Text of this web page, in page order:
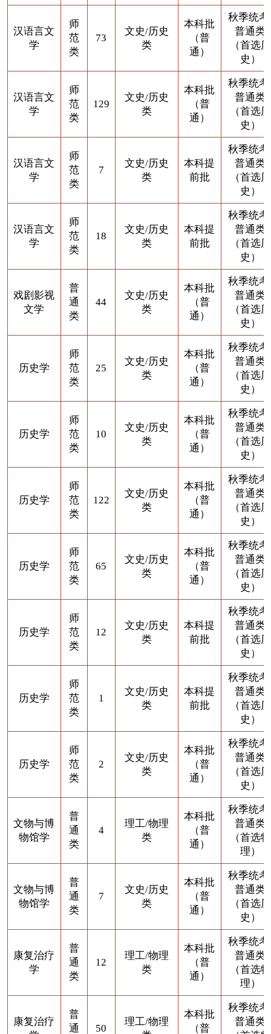
汉语言文
学
师
范
类
73
文史/历史
类
本科批
（普
通）
秋季统
普通类
（首选历
史）
汉语言文
学
师
范
类
129
文史/历史
类
本科批
（普
通）
秋季统
普通类
（首选历
史）
汉语言文
学
师
范
类
7
文史/历史
类
本科提
前批
秋季统
普通类
（首选历
史）
汉语言文
学
师
范
类
18
文史/历史
类
本科提
前批
秋季统
普通类
（首选历
史）
戏剧影视
文学
普
通
类
44
文史/历史
类
本科批
（普
通）
秋季统
普通类
（首选历
史）
历史学
师
范
类
25
文史/历史
类
本科批
（普
通）
秋季统
普通类
（首选历
史）
历史学
师
范
类
10
文史/历史
类
本科批
（普
通）
秋季统
普通类
（首选历
史）
历史学
师
范
类
122
文史/历史
类
本科批
（普
通）
秋季统
普通类
（首选历
史）
历史学
师
范
类
65
文史/历史
类
本科批
（普
通）
秋季统
普通类
（首选历
史）
历史学
师
范
类
12
文史/历史
类
本科提
前批
秋季统
普通类
（首选历
史）
历史学
师
范
类
1
文史/历史
类
本科提
前批
秋季统
普通类
（首选历
史）
历史学
师
范
类
2
文史/历史
类
本科批
（普
通）
秋季统
普通类
（首选历
史）
文物与博
物馆学
普
通
类
4
理工/物理
类
本科批
（普
通）
秋季统
普通类
（首选物
理）
文物与博
物馆学
普
通
类
7
文史/历史
类
本科批
（普
通）
秋季统
普通类
（首选历
史）
康复治疗
学
普
通
类
12
理工/物理
类
本科批
（普
通）
秋季统
普通类
（首选物
理）
康复治疗
普
通
50
理工/物理
本科批
（普
秋季统
普通类